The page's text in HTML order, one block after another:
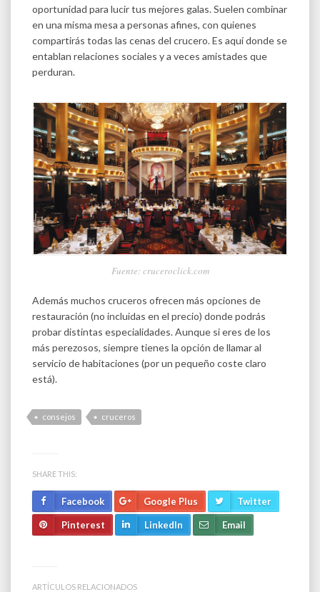
oportunidad para lucir tus mejores galas. Suelen combinar
en una misma mesa a personas afines, con quienes
compartirás todas las cenas del crucero. Es aquí donde se
entablan relaciones sociales y a veces amistades que
perduran.
Fuente: cruceroclick.com
Además muchos cruceros ofrecen más opciones de
restauración (no incluidas en el precio) donde podrás
probar distintas especialidades. Aunque si eres de los
más perezosos, siempre tienes la opción de llamar al
servicio de habitaciones (por un pequeño coste claro
está).
consejos cruceros
SHARE THIS:
Facebook Google Plus Twitter
Pinterest LinkedIn Email
ARTÍCULOS RELACIONADOS